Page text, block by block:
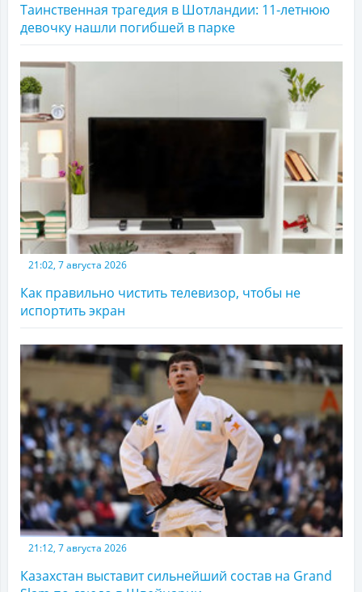
Таинственная трагедия в Шотландии: 11-летнюю
девочку нашли погибшей в парке
21:02, 7 августа 2026
Как правильно чистить телевизор, чтобы не
испортить экран
21:12, 7 августа 2026
Казахстан выставит сильнейший состав на Grand